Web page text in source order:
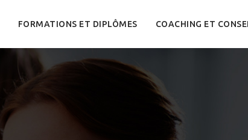
FORMATIONS ET DIPLÔMES COACHING ET